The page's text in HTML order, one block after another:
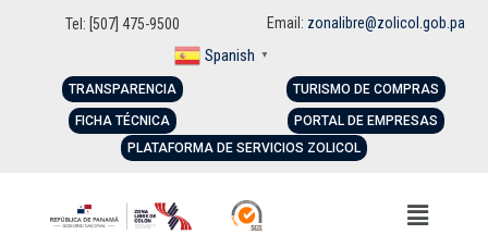
Tel: [507] 475-9500 Email: zonalibre@zolicol.gob.pa
Spanish ▼
TRANSPARENCIA
FICHA TÉCNICA
TURISMO DE COMPRAS
PORTAL DE EMPRESAS
PLATAFORMA DE SERVICIOS ZOLICOL